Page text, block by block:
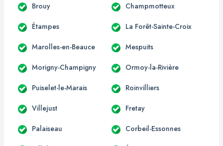
Brouy Champmotteux
Étampes La Forêt-Sainte-Croix
Marolles-en-Beauce Mespuits
Morigny-Champigny Ormoy-la-Rivière
Puiselet-le-Marais Roinvilliers
Villejust Fretay
Palaiseau Corbeil-Essonnes